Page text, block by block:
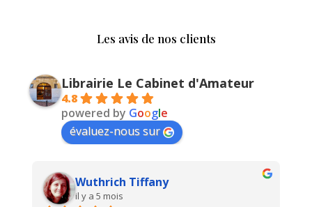
Les avis de nos clients
Librairie Le Cabinet d'Amateur
4.8
powered by Google
évaluez-nous sur
Wuthrich Tiffany
il y a 5 mois